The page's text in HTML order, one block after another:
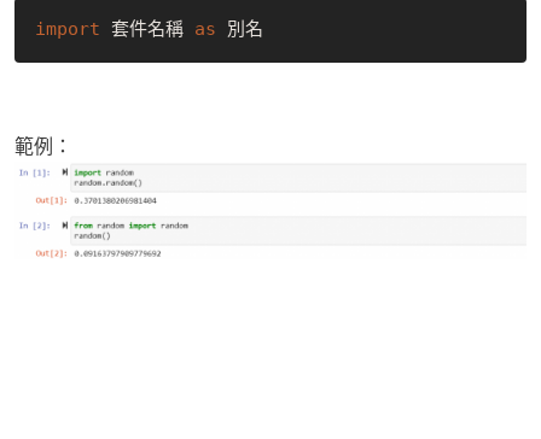
import 套件名稱 as
範例：